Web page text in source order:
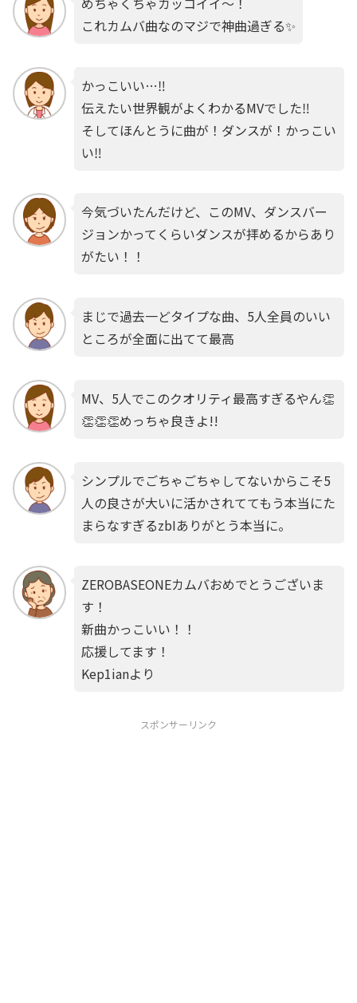
これカムバ曲なのマジで神曲過ぎる✨️
かっこいい…‼︎
伝えたい世界観がよくわかるMVでした‼︎
そしてほんとうに曲が！ダンスが！かっこい
い‼︎
今気づいたんだけど、このMV、ダンスバー
ジョンかってくらいダンスが拝めるからあり
がたい！！
まじで過去一どタイプな曲、5人全員のいい
ところが全面に出てて最高
MV、5人でこのクオリティ最高すぎるやん👏
👏👏👏めっちゃ良きよ!!
シンプルでごちゃごちゃしてないからこそ5
人の良さが大いに活かされててもう本当にた
まらなすぎるzbIありがとう本当に。
ZEROBASEONEカムバおめでとうございま
す！
新曲かっこいい！！
応援してます！
Kep1ianより
スポンサーリンク